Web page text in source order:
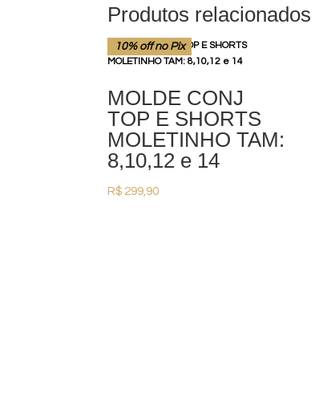
Produtos relacionados
10% off no Pix
MOLDE CONJ
TOP E SHORTS
MOLETINHO TAM:
8,10,12 e 14
R$ 299,90